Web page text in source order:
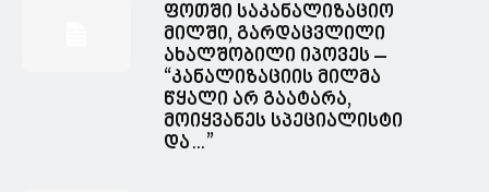
ფოთში საკანალიზაციო
მილში, გარდაცვლილი
ახალშობილი იპოვეს –
“კანალიზაციის მილმა
წყალი არ გაატარა,
მოიყვანეს სპეციალისტი
და…”